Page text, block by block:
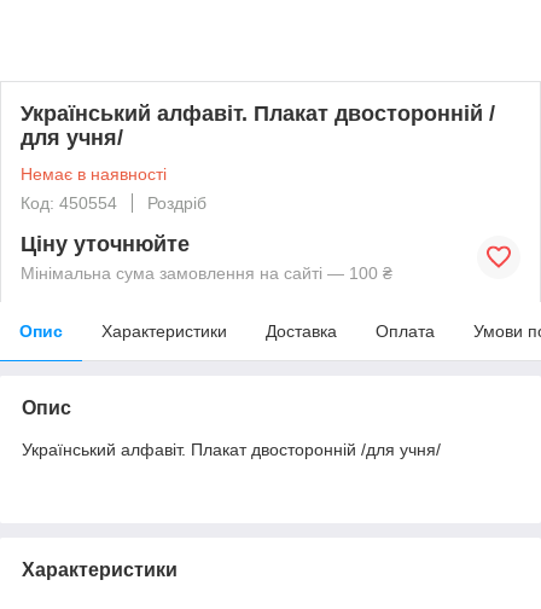
Український алфавіт. Плакат двосторонній /
для учня/
Немає в наявності
Код: 450554
Роздріб
Ціну уточнюйте
Мінімальна сума замовлення на сайті — 100 ₴
Опис Характеристики Доставка Оплата Умови
Опис
Український алфавіт. Плакат двосторонній /для учня/
Характеристики